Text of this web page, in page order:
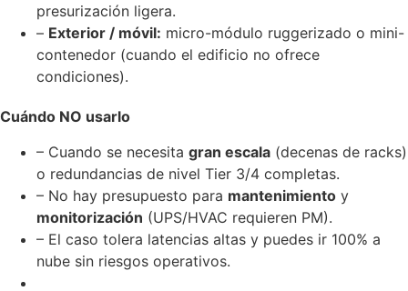
presurización ligera.
– Exterior / móvil: micro-módulo ruggerizado o mini-
contenedor (cuando el edificio no ofrece
condiciones).
Cuándo NO usarlo
– Cuando se necesita gran escala (decenas de racks)
o redundancias de nivel Tier 3/4 completas.
– No hay presupuesto para mantenimiento y
monitorización (UPS/HVAC requieren PM).
– El caso tolera latencias altas y puedes ir 100% a
nube sin riesgos operativos.